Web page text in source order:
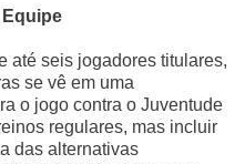
Equipe
até seis jogadores titulares,
se vê em uma
o jogo contra o Juventude
regulares, mas incluir
das alternativas